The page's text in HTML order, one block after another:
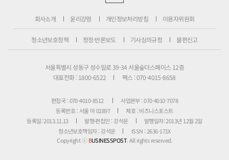
회사소개 윤리강령 개인정보처리방침 이용자위원회
청소년보호정책 정정·반론보도 기사심의규정 불편신고
서울특별시 성동구 성수일로 39-34 서울숲더스페이스 12층
대표전화 : 1800-6522
팩스 : 070-4015-8658
편집국 : 070-4010-8512
사업본부 : 070-4010-7078
등록번호 : 서울 아 02897
제호 : 비즈니스포스트
등록일: 2013.11.13
발행·편집인 : 강석운
발행일자: 2013년 12월 2일
청소년보호책임자 : 강석운
ISSN : 2636-171X
Copyright ⓒBUSINESSPOST. All rights reserved.